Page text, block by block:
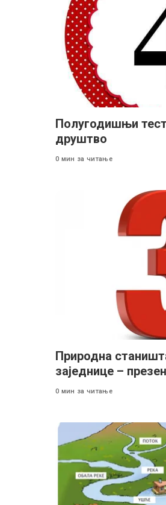
Полугодишњи
друштво
0 мин за читање
Природна
заједнице –
0 мин за читање